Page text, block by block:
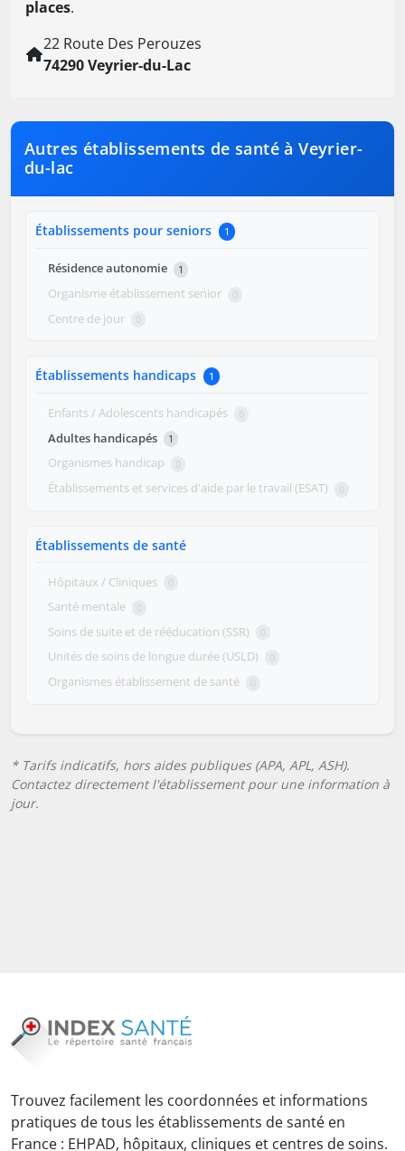
places.
22 Route Des Perouzes
74290 Veyrier-du-Lac
Autres établissements de santé à Veyrier-
du-lac
Établissements pour seniors 1
Résidence autonomie 1
Organisme établissement senior 0
Centre de jour 0
Établissements handicaps 1
Enfants / Adolescents handicapés 0
Adultes handicapés 1
Organismes handicap 0
Établissements et services d'aide par le travail (ESAT) 0
Établissements de santé
Hôpitaux / Cliniques 0
Santé mentale 0
Soins de suite et de rééducation (SSR) 0
Unités de soins de longue durée (USLD) 0
Organismes établissement de santé 0
* Tarifs indicatifs, hors aides publiques (APA, APL, ASH).
Contactez directement l'établissement pour une information à
jour.
Trouvez facilement les coordonnées et informations
pratiques de tous les établissements de santé en
France : EHPAD, hôpitaux, cliniques et centres de soins.